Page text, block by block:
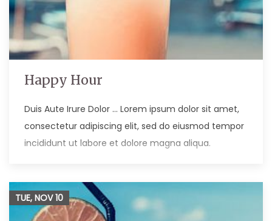
Happy Hour
Duis Aute Irure Dolor … Lorem ipsum dolor sit amet,
consectetur adipiscing elit, sed do eiusmod tempor
incididunt ut labore et dolore magna aliqua.
TUE, NOV10